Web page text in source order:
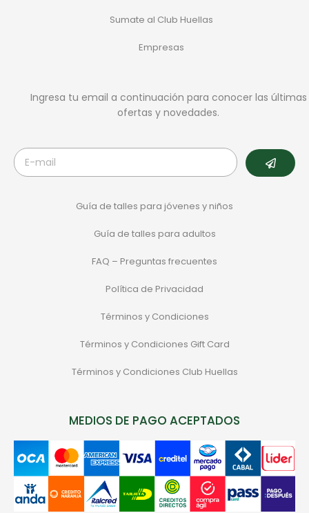
Sumate al Club Huellas
Empresas
Ingresa tu email a continuación para conocer las últimas
ofertas y novedades.
Guía de talles para jóvenes y niños
Guía de talles para adultos
FAQ – Preguntas frecuentes
Política de Privacidad
Términos y Condiciones
Términos y Condiciones Gift Card
Términos y Condiciones Club Huellas
MEDIOS DE PAGO ACEPTADOS